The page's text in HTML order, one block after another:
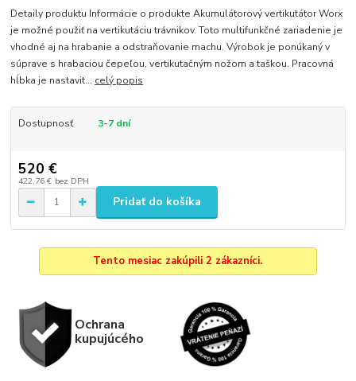
Detaily produktu Informácie o produkte Akumulátorový vertikutátor Worx
je možné použiť na vertikutáciu trávnikov. Toto multifunkčné zariadenie je
vhodné aj na hrabanie a odstraňovanie machu. Výrobok je ponúkaný v
súprave s hrabaciou čepeľou, vertikutačným nožom a taškou. Pracovná
hĺbka je nastavit... celý popis
Dostupnosť 3-7 dní
520 €
422,76 € bez DPH
Pridať do košíka
Tento mesiac zakúpili 2 zákazníci.
Ochrana
kupujúcého